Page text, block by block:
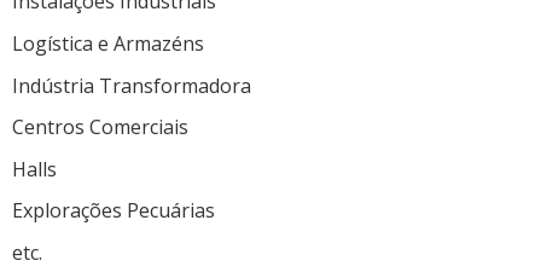
Logística e Armazéns
Indústria Transformadora
Centros Comerciais
Halls
Explorações Pecuárias
etc.